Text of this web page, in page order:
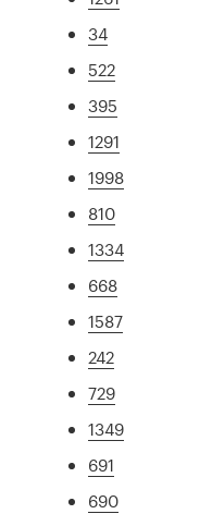
34
522
395
1291
1998
810
1334
668
1587
242
729
1349
691
690